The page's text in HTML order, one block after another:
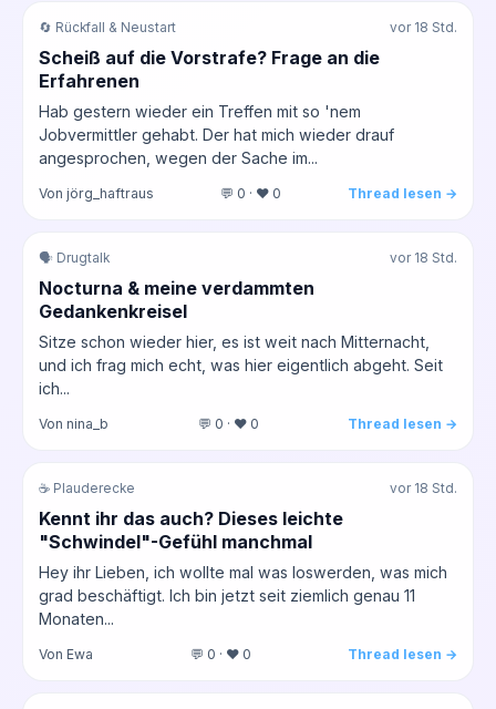
🔄 Rückfall & Neustart vor 18 Std.
Scheiß auf die Vorstrafe? Frage an die
Erfahrenen
Hab gestern wieder ein Treffen mit so 'nem
Jobvermittler gehabt. Der hat mich wieder drauf
angesprochen, wegen der Sache im...
Von jörg_haftraus 💬 0 · ❤️ 0 Thread lesen →
🗣️ Drugtalk vor 18 Std.
Nocturna & meine verdammten
Gedankenkreisel
Sitze schon wieder hier, es ist weit nach Mitternacht,
und ich frag mich echt, was hier eigentlich abgeht. Seit
ich...
Von nina_b 💬 0 · ❤️ 0 Thread lesen →
☕ Plauderecke vor 18 Std.
Kennt ihr das auch? Dieses leichte
"Schwindel"-Gefühl manchmal
Hey ihr Lieben, ich wollte mal was loswerden, was mich
grad beschäftigt. Ich bin jetzt seit ziemlich genau 11
Monaten...
Von Ewa 💬 0 · ❤️ 0 Thread lesen →